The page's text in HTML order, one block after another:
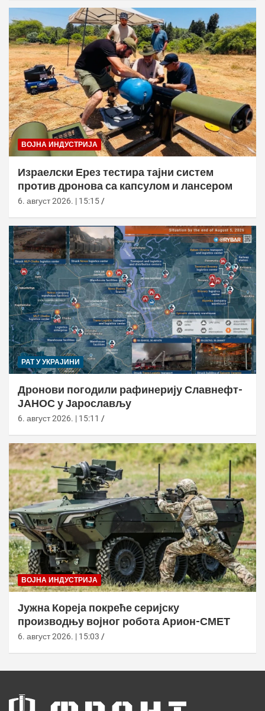
ВОЈНА ИНДУСТРИЈА
Израелски Ерез тестира тајни систем
против дронова са капсулом и лансером
6. август 2026. | 15:15
РАТ У УКРАЈИНИ
Дронови погодили рафинерију Славнефт-
ЈАНОС у Јарослављу
6. август 2026. | 15:11
ВОЈНА ИНДУСТРИЈА
Јужна Кореја покреће серијску
производњу војног робота Арион-СМЕТ
6. август 2026. | 15:03